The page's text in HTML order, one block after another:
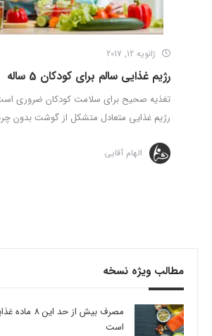
ژانویه 12, 2017
رژیم غذایی سالم برای کودکان 5 ساله
تغذیه صحیح برای سلامت کودکان ضروری
رژیم غذایی متعادل متشکل از گوشت بدون
الهام آقایی
مطالب ویژه نسخه
مصرف بیش از
است